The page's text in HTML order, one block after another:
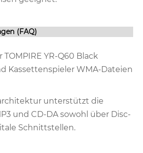
(FAQ)
YR-Q60 Black
Kassettenspieler WMA-Dateien
unterstützt die
und CD-DA sowohl über Disc-
Schnittstellen.